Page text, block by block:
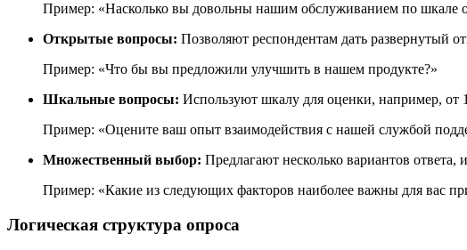
Пример: «Насколько вы довольны нашим обслуживанием по шкале
Открытые вопросы: Позволяют респондентам дать развернутый
Пример: «Что бы вы предложили улучшить в нашем продукте?»
Шкальные вопросы: Используют шкалу для оценки, например, от
Пример: «Оцените ваш опыт взаимодействия с нашей службой
Множественный выбор: Предлагают несколько вариантов
Пример: «Какие из следующих факторов наиболее важны для вас
Логическая структура опроса